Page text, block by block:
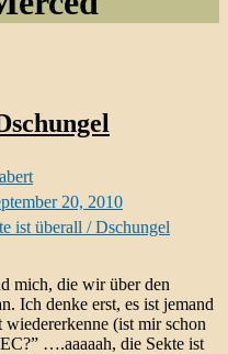
20, 2010
ist überall / Dschungel
mich, die wir über den
Ich denke erst, es ist jemand
(ist mir schon
….aaaaah, die Sekte ist